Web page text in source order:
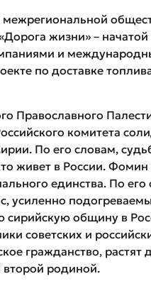
межрегиональной
жизни» –
и
по доставке
Православного
комитета
По его словам,
живет в России.
единства. По
усиленно
сирийскую общину в
советских и
гражданство,
второй родиной.